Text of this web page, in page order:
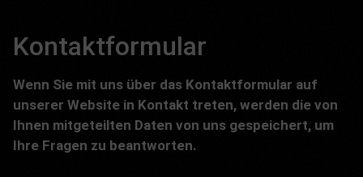
Kontaktformular
Wenn Sie mit uns über das Kontaktformular auf
unserer Website in Kontakt treten, werden die von
Ihnen mitgeteilten Daten von uns gespeichert, um
Ihre Fragen zu beantworten.